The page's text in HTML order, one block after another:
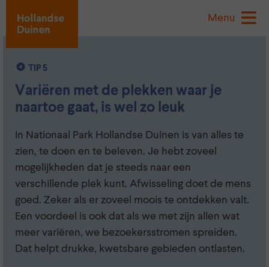
Menu
TIP 5
Variëren met de plekken waar je
naartoe gaat, is wel zo leuk
In Nationaal Park Hollandse Duinen is van alles te
zien, te doen en te beleven. Je hebt zoveel
mogelijkheden dat je steeds naar een
verschillende plek kunt. Afwisseling doet de mens
goed. Zeker als er zoveel moois te ontdekken valt.
Een voordeel is ook dat als we met zijn allen wat
meer variëren, we bezoekersstromen spreiden.
Dat helpt drukke, kwetsbare gebieden ontlasten.